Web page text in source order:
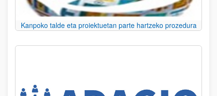
Kanpoko talde eta proiektuetan parte hartzeko prozedura